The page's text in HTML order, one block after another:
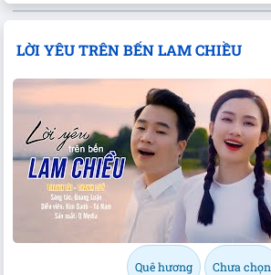
LỜI YÊU TRÊN BẾN LAM CHIỀU
Quê hương Chưa chọn